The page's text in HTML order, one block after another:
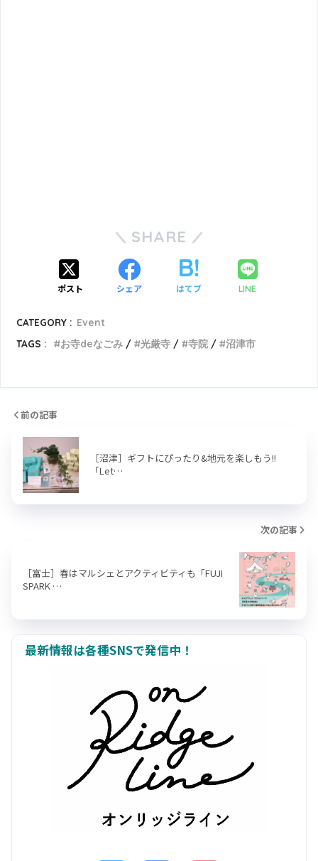
SHARE
ポスト シェア はてブ LINE
CATEGORY : Event
TAGS :
お寺deなごみ 光厳寺 寺院 沼津市
前の記事
［沼津］ギフトにぴったり&地元を楽しもう!!
「Let…
次の記事
［富士］春はマルシェとアクティビティも「FUJI
SPARK …
最新情報は各種SNSで発信中！